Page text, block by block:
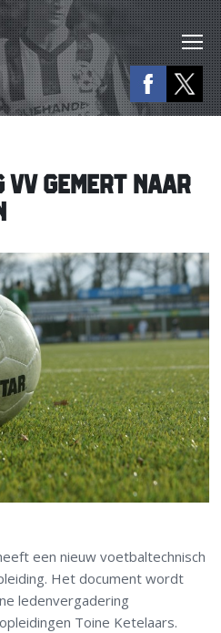
VV GEMERT NAAR
een nieuw voetbaltechnisch
Het document wordt
ledenvergadering
Toine Ketelaars.